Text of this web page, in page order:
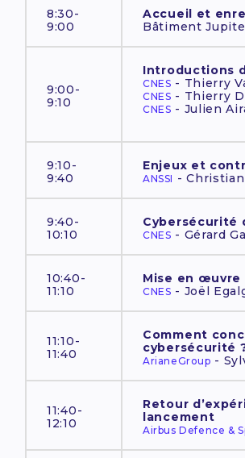
8:30-
9:00
Accueil et
Bâtiment
9:00-
9:10
Introductions
CNES - Thierry
CNES - Thierry
CNES - Julien
9:10-
9:40
Enjeux et
ANSSI -
9:40-
10:10
Cybersécurité
CNES - Gérard
10:40-
11:10
Mise en œuvre
CNES - Joël
11:10-
11:40
Comment
cybersécurité
ArianeGroup -
11:40-
12:10
Retour
lancement
Airbus Defence &